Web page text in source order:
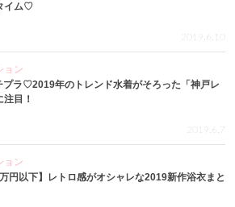
イム♡
2019.6.10
ョン
プラ♡2019年のトレンド水着がそろった「神戸レ
目！
2019.6.7
ョン
万円以下】レトロ感がオシャレな2019新作浴衣まと